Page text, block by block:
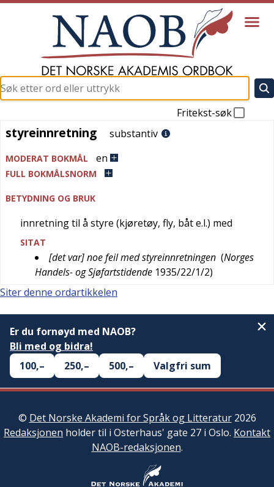
Fritekst-søk
styreinnretning
styreinnretning substantiv
MODERAT BOKMÅL en
FULL BOKMÅLSNORM
BETYDNING OG BRUK
innretning til å styre (kjøretøy, fly, båt e.l.) med
SITAT
[det var] noe feil med styreinnretningen (Norges
Handels- og Sjøfartstidende 1935/22/1/2)
Siter denne ordartikkelen
Er du fornøyd med NAOB?
Bli med og bidra!
100,–
250,– 500,– Valgfri sum
© Det Norske Akademi for Språk og Litteratur2026
Redaksjonen holder til i Osterhaus' gate 27 i Oslo. Kontakt
NAOB-redaksjonen.